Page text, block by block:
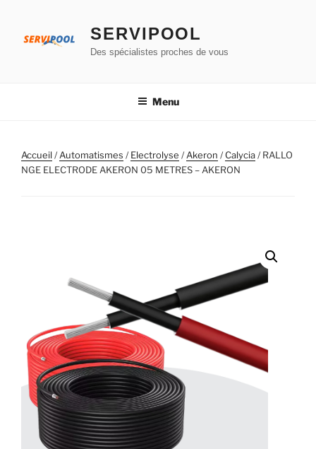
contenu
SERVIPOOL
Des spécialistes proches de vous
Menu
Accueil/Automatismes /Electrolyse /Akeron /Calycia/ RALLO
NGE ELECTRODE AKERON 05 METRES – AKERON